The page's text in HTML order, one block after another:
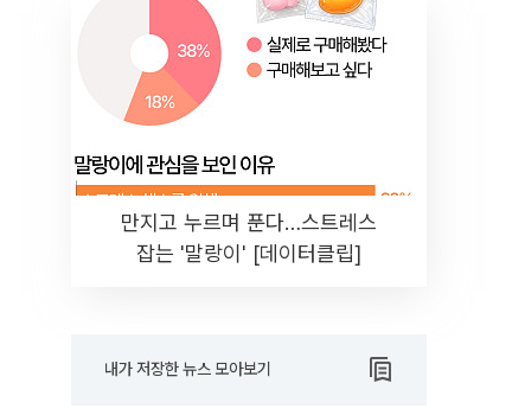
만지고 누르며 푼다…스트레스
잡는 '말랑이' [데이터클립]
내가 저장한 뉴스 모아보기